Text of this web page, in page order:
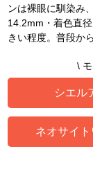
ンは裸眼に馴染み
14.2mm・着色直
きい程度。普段か
\
シエル
ネオサイ